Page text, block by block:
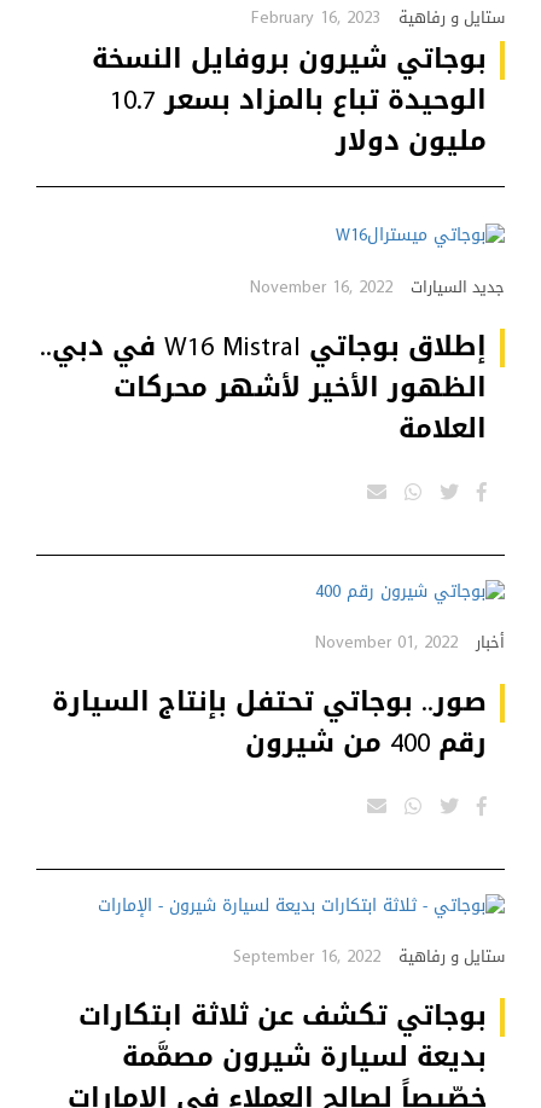
ستايل و رفاهية February 16, 2023
بوجاتي شيرون بروفايل النسخة
الوحيدة تباع بالمزاد بسعر 10.7
مليون دولار
جديد السيارات November 16, 2022
إطلاق بوجاتي W16 Mistral في دبي..
الظهور الأخير لأشهر محركات
العلامة
أخبار November 01, 2022
صور.. بوجاتي تحتفل بإنتاج السيارة
رقم 400 من شيرون
ستايل و رفاهية September 16, 2022
بوجاتي تكشف عن ثلاثة ابتكارات
بديعة لسيارة شيرون مصمَّمة